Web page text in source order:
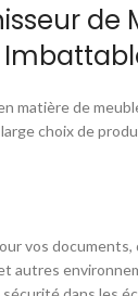
de
matière de
choix de
vos
autres